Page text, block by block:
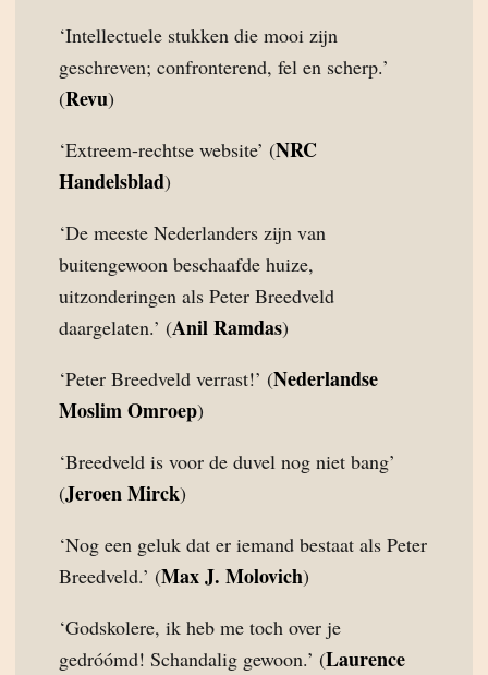
‘Intellectuele stukken die mooi zijn
geschreven; confronterend, fel en scherp.’
(Revu)
‘Extreem-rechtse website’ (NRC
Handelsblad)
‘De meeste Nederlanders zijn van
buitengewoon beschaafde huize,
uitzonderingen als Peter Breedveld
daargelaten.’ (Anil Ramdas)
‘Peter Breedveld verrast!’ (Nederlandse
Moslim Omroep)
‘Breedveld is voor de duvel nog niet bang’
(Jeroen Mirck)
‘Nog een geluk dat er iemand bestaat als Peter
Breedveld.’ (Max J. Molovich)
‘Godskolere, ik heb me toch over je
gedróómd! Schandalig gewoon.’ (Laurence